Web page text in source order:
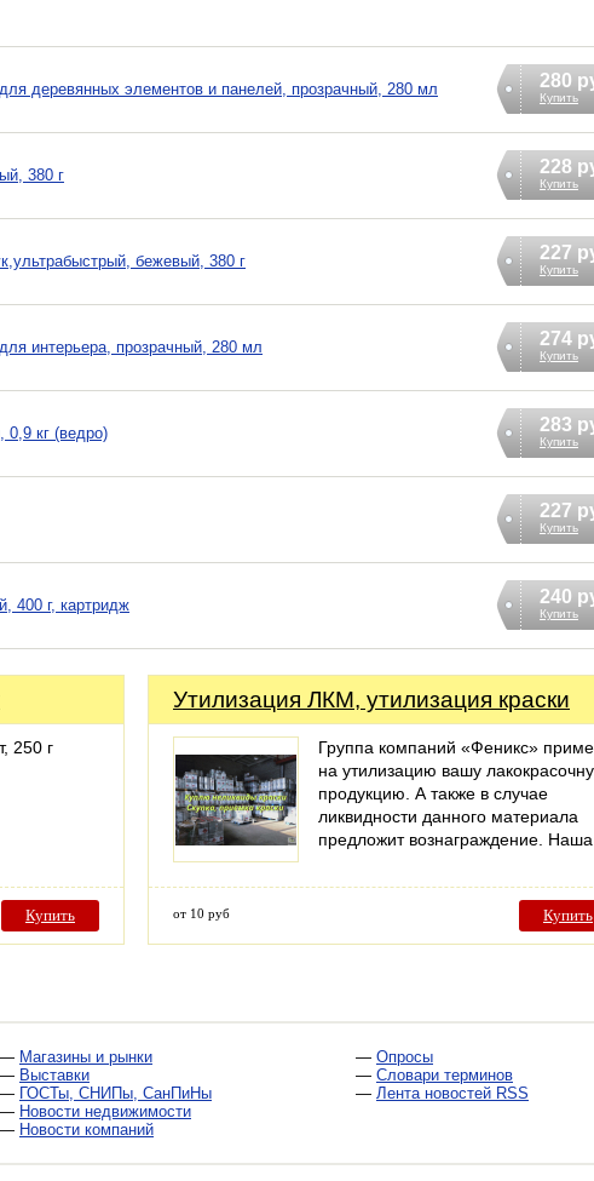
деревянных элементов и панелей, прозрачный, 280 мл 280
Купить
380 г 228
Купить
бежевый, 380 г 227
Купить
интерьера, прозрачный, 280 мл 274
Купить
кг (ведро) 283
Купить
227
Купить
400 г, картридж 240
Купить
250 г
Купить
Утилизация ЛКМ, утилизация краски
Группа компаний «Феникс»
на утилизацию вашу
продукцию. А также в случае
ликвидности данного материала
предложит вознаграждение.
от 10 руб Купить
— Магазины и рынки
— Выставки
— ГОСТы, СНИПы, СанПиНы
— Новости недвижимости
— Новости компаний
— Опросы
— Словари терминов
— Лента новостей RSS